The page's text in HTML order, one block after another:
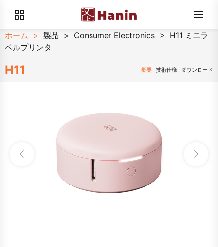
ホーム > 製品 > Consumer Electronics >
H11 ミニラ
ベルプリンタ
H11 概要 技術仕様 ダウンロード